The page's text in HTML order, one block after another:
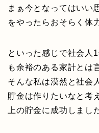
まぁ今となってはいい
をやったらおそらく体
といった感じで社会人
も余裕のある家計とは
そんな私は漠然と社会
貯金は作りたいなと考
上の貯金に成功しまし